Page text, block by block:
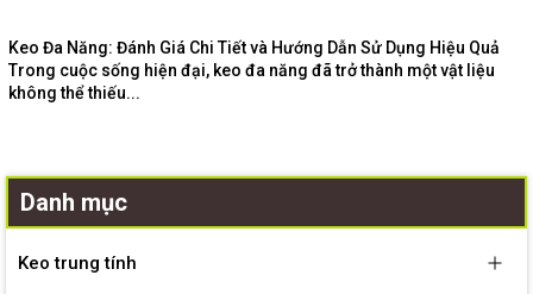
Keo Đa Năng: Đánh Giá Chi Tiết và Hướng Dẫn Sử Dụng Hiệu Quả
Trong cuộc sống hiện đại, keo đa năng đã trở thành một vật liệu
không thể thiếu...
Danh mục
Keo trung tính